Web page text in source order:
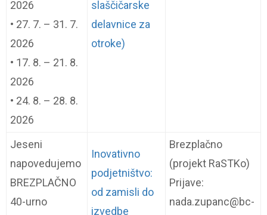
2026
• 27. 7. – 31. 7.
2026
• 17. 8. – 21. 8.
2026
• 24. 8. – 28. 8.
2026
slaščičarske
delavnice za
otroke)
Jeseni
napovedujemo
BREZPLAČNO
40-urno
Inovativno
podjetništvo:
od zamisli do
izvedbe
Brezplačno
(projekt RaSTKo)
Prijave:
nada.zupanc@bc-